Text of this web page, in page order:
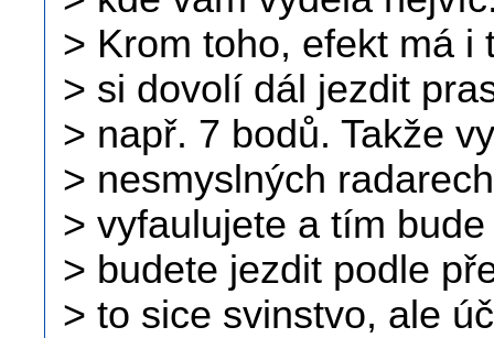
> Krom toho, efekt má i
> si dovolí dál jezdit
> např. 7 bodů. Takže
> nesmyslných
> vyfaulujete a tím
> budete jezdit podle
> to sice svinstvo, ale